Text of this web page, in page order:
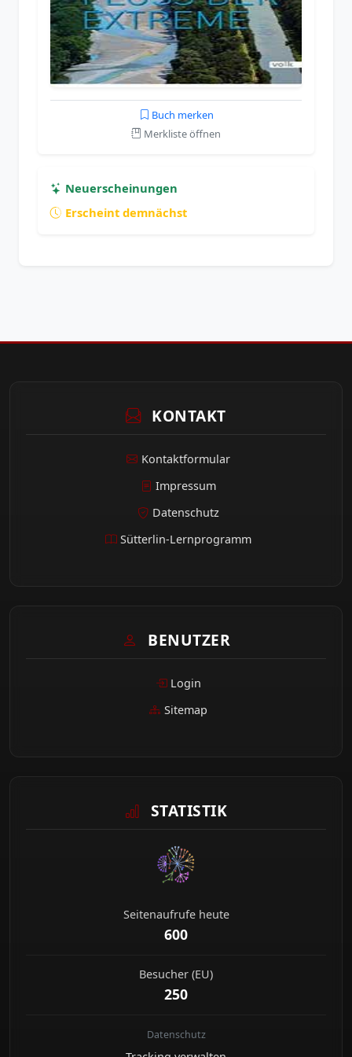
Buch merken
Merkliste öffnen
Neuerscheinungen
Erscheint demnächst
KONTAKT
Kontaktformular
Impressum
Datenschutz
Sütterlin-Lernprogramm
BENUTZER
Login
Sitemap
STATISTIK
Seitenaufrufe heute
600
Besucher (EU)
250
Datenschutz